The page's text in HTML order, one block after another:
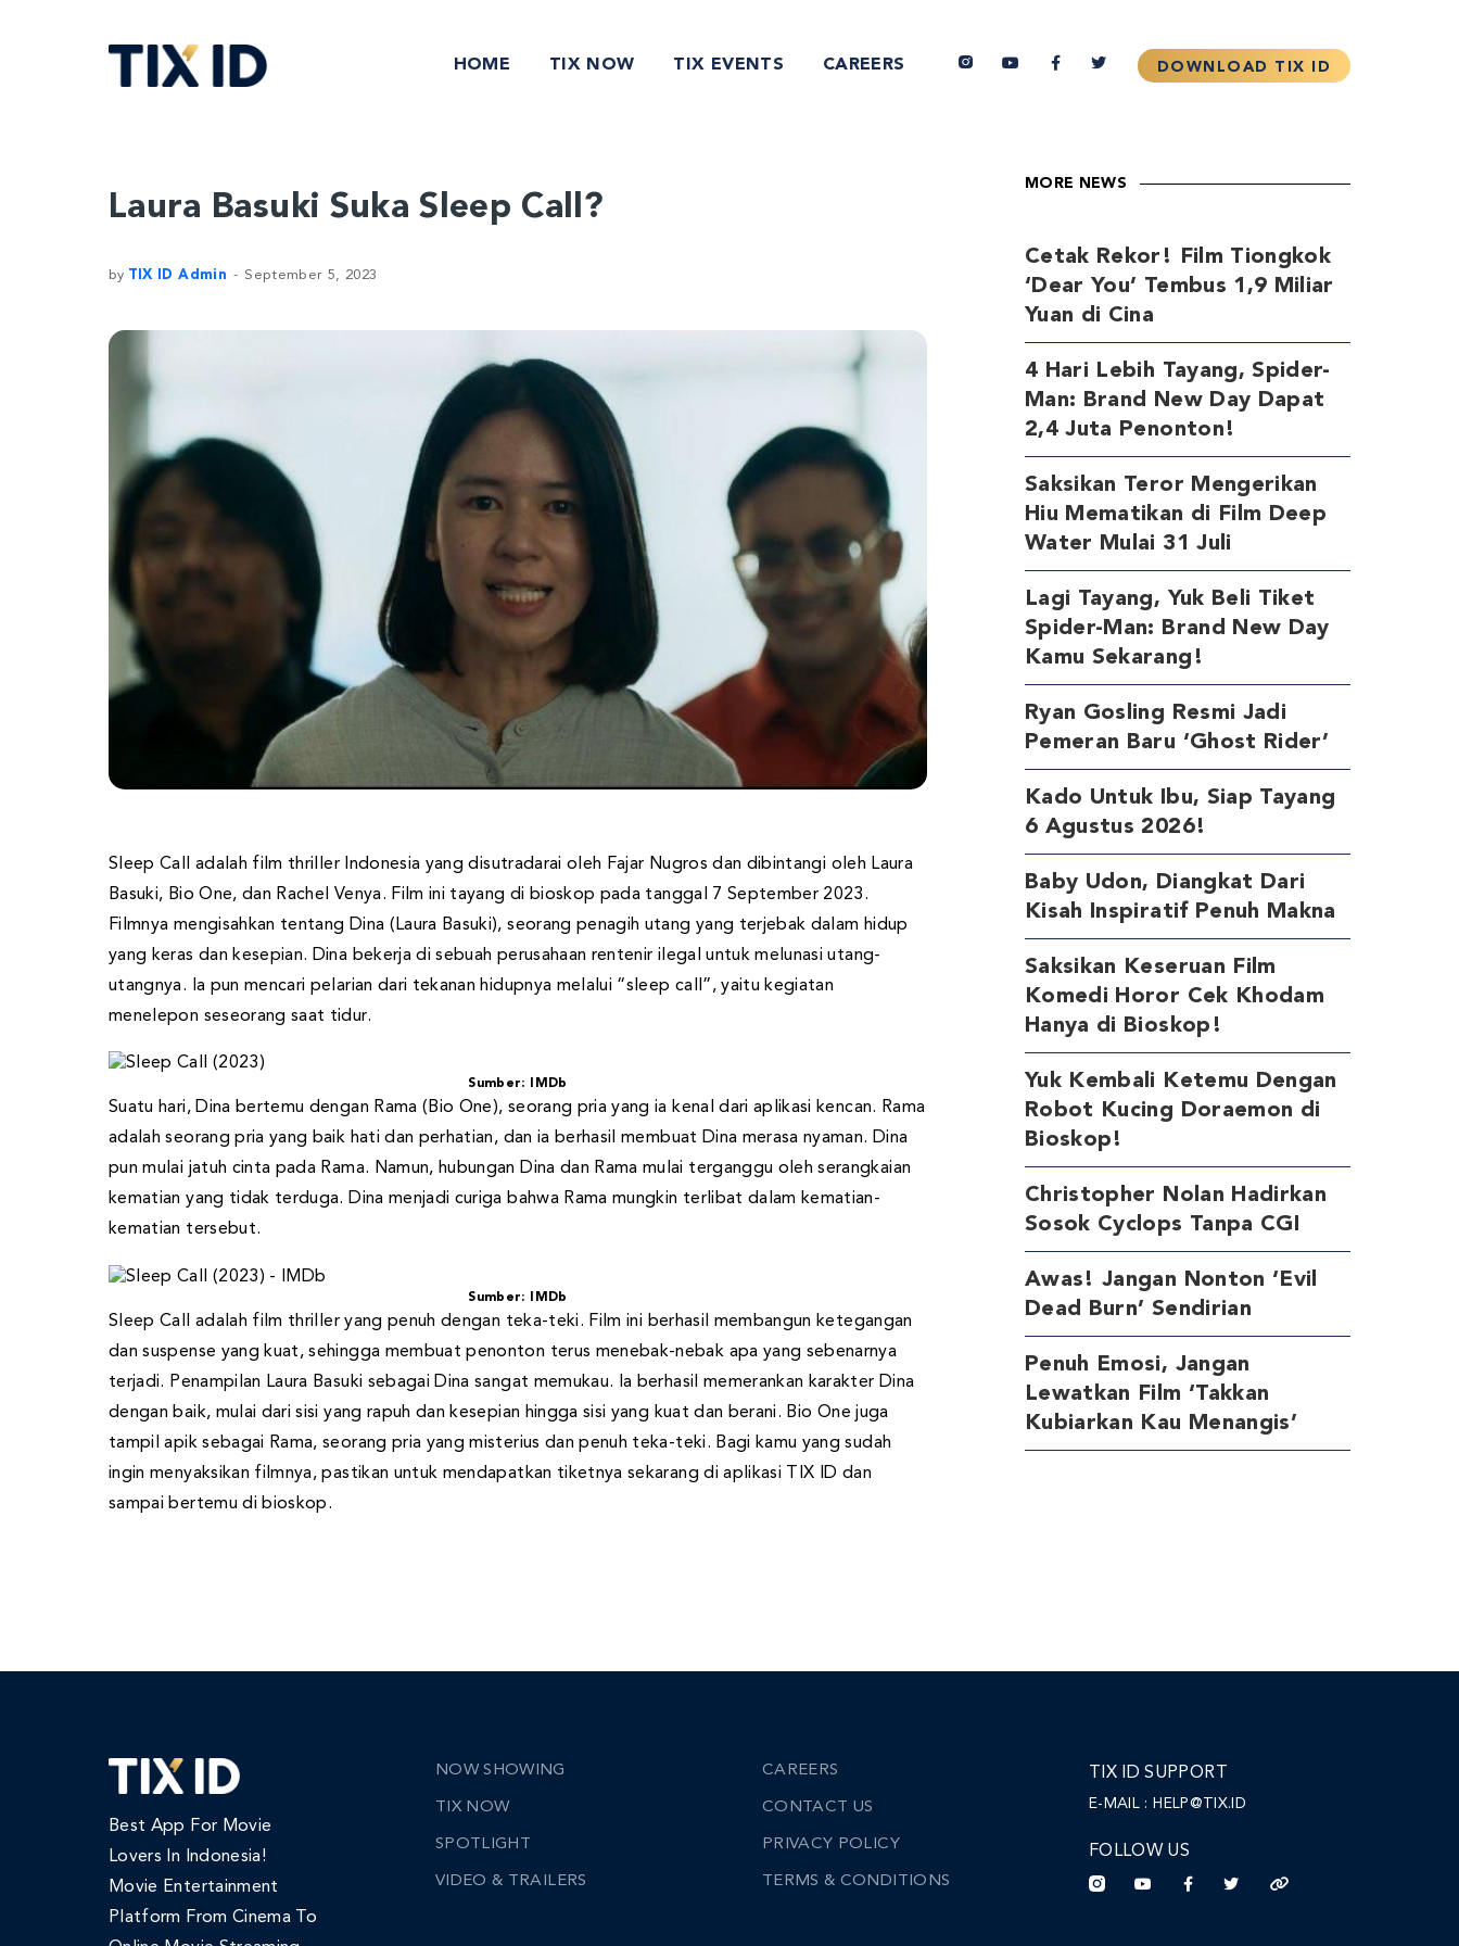
HOME TIX NOW TIX EVENTS CAREERS
Laura Basuki Suka Sleep Call?
by TIX ID Admin September 5, 2023
Sleep Call adalah film thriller Indonesia yang disutradarai oleh Fajar Nugros dan dibintangi oleh Laura
Basuki, Bio One, dan Rachel Venya. Film ini tayang di bioskop pada tanggal 7 September 2023.
Filmnya mengisahkan tentang Dina (Laura Basuki), seorang penagih utang yang terjebak dalam hidup
yang keras dan kesepian. Dina bekerja di sebuah perusahaan rentenir ilegal untuk melunasi utang-
utangnya. Ia pun mencari pelarian dari tekanan hidupnya melalui “sleep call”, yaitu kegiatan
menelepon seseorang saat tidur.
Sumber: IMDb
Suatu hari, Dina bertemu dengan Rama (Bio One), seorang pria yang ia kenal dari aplikasi kencan. Rama
adalah seorang pria yang baik hati dan perhatian, dan ia berhasil membuat Dina merasa nyaman. Dina
pun mulai jatuh cinta pada Rama. Namun, hubungan Dina dan Rama mulai terganggu oleh serangkaian
kematian yang tidak terduga. Dina menjadi curiga bahwa Rama mungkin terlibat dalam kematian-
kematian tersebut.
Sumber: IMDb
Sleep Call adalah film thriller yang penuh dengan teka-teki. Film ini berhasil membangun ketegangan
dan suspense yang kuat, sehingga membuat penonton terus menebak-nebak apa yang sebenarnya
terjadi. Penampilan Laura Basuki sebagai Dina sangat memukau. Ia berhasil memerankan karakter Dina
dengan baik, mulai dari sisi yang rapuh dan kesepian hingga sisi yang kuat dan berani. Bio One juga
tampil apik sebagai Rama, seorang pria yang misterius dan penuh teka-teki. Bagi kamu yang sudah
ingin menyaksikan filmnya, pastikan untuk mendapatkan tiketnya sekarang di aplikasi TIX ID dan
sampai bertemu di bioskop.
MORE NEWS
Cetak Rekor! Film Tiongkok
‘Dear You’ Tembus 1,9 Miliar
Yuan di Cina
4 Hari Lebih Tayang, Spider-
Man: Brand New Day Dapat
2,4 Juta Penonton!
Saksikan Teror Mengerikan
Hiu Mematikan di Film Deep
Water Mulai 31 Juli
Lagi Tayang, Yuk Beli Tiket
Spider-Man: Brand New Day
Kamu Sekarang!
Ryan Gosling Resmi Jadi
Pemeran Baru ‘Ghost Rider’
Kado Untuk Ibu, Siap Tayang
6 Agustus 2026!
Baby Udon, Diangkat Dari
Kisah Inspiratif Penuh Makna
Saksikan Keseruan Film
Komedi Horor Cek Khodam
Hanya di Bioskop!
Yuk Kembali Ketemu Dengan
Robot Kucing Doraemon di
Bioskop!
Christopher Nolan Hadirkan
Sosok Cyclops Tanpa CGI
Awas! Jangan Nonton ‘Evil
Dead Burn’ Sendirian
Penuh Emosi, Jangan
Lewatkan Film ‘Takkan
Kubiarkan Kau Menangis’
Best App For Movie
Lovers In Indonesia!
Movie Entertainment
Platform From Cinema To
NOW SHOWING
TIX NOW
SPOTLIGHT
VIDEO & TRAILERS
CAREERS
CONTACT US
PRIVACY POLICY
TERMS & CONDITIONS
TIX ID SUPPORT
E-MAIL : HELP@TIX.ID
FOLLOW US